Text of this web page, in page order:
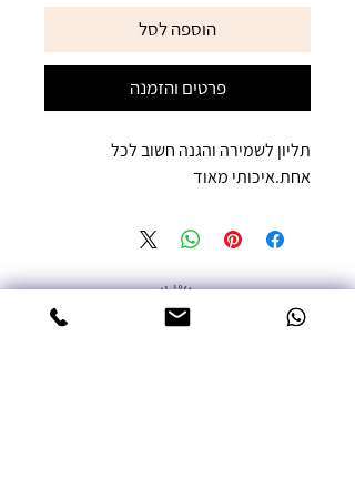
הוספה לסל
פרטים והזמנה
תליון לשמירה והגנה חשוב לכל
אחת.איכותי מאוד